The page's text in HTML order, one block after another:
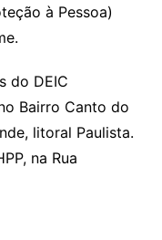
à Pessoa)
do DEIC
Bairro Canto do
litoral Paulista.
na Rua